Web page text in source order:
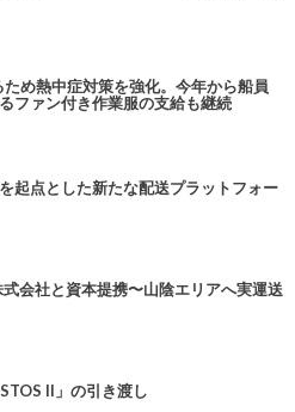
め熱中症対策を強化。今年から船員
ファン付き作業服の支給も継続
起点とした新たな配送プラットフォー
会社と資本提携〜山陰エリアへ実運送
II」の引き渡し